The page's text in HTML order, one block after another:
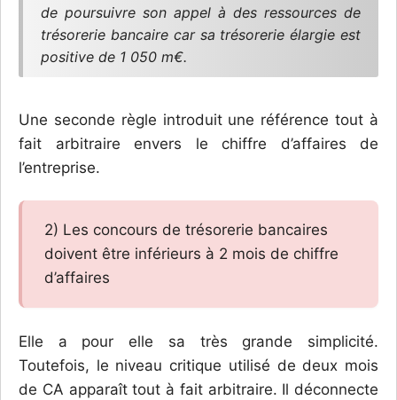
de poursuivre son appel à des ressources de
trésorerie bancaire car sa trésorerie élargie est
positive de 1 050 m€.
Une seconde règle introduit une référence tout à
fait arbitraire envers le chiffre d’affaires de
l’entreprise.
2) Les concours de trésorerie bancaires
doivent être inférieurs à 2 mois de chiffre
d’affaires
Elle a pour elle sa très grande simplicité.
Toutefois, le niveau critique utilisé de deux mois
de CA apparaît tout à fait arbitraire. Il déconnecte